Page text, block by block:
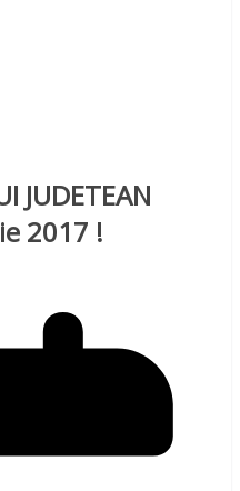
JUDETEAN
2017 !